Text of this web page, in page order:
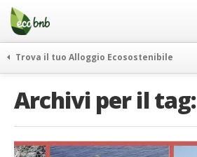
Menu
Salta
contenuto
Offerte Speciali
Regali
FAQ
Chi Siamo
Trova il tuo Alloggio Ecosostenibile
itinerari
vivere e viaggiare verde
Archivi per il tag: